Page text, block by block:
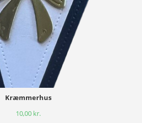
Kræmmerhus
10,00 kr.